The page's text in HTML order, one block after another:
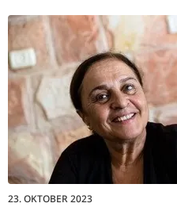
23. OKTOBER 2023